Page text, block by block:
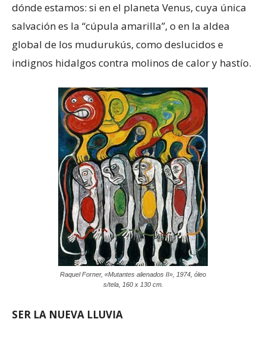
dónde estamos: si en el planeta Venus, cuya única
salvación es la “cúpula amarilla”, o en la aldea
global de los mudurukús, como deslucidos e
indignos hidalgos contra molinos de calor y hastío.
Raquel Forner, «Mutantes alienados II», 1974, óleo
s/tela, 160 x 130 cm.
SER LA NUEVA LLUVIA